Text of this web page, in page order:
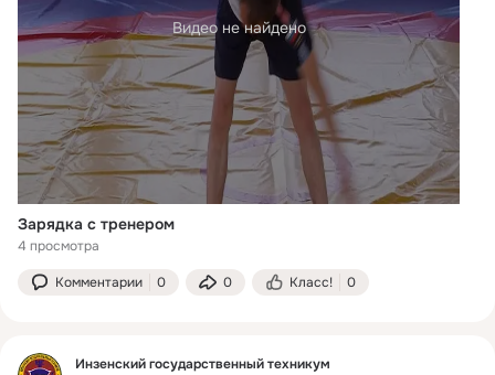
Видео не найдено
Зарядка с тренером
4 просмотра
Комментарии 0 0 Класс! 0
Инзенский государственный техникум